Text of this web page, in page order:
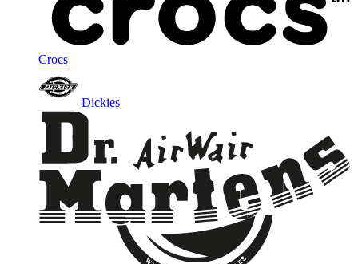
Crocs
Dickies